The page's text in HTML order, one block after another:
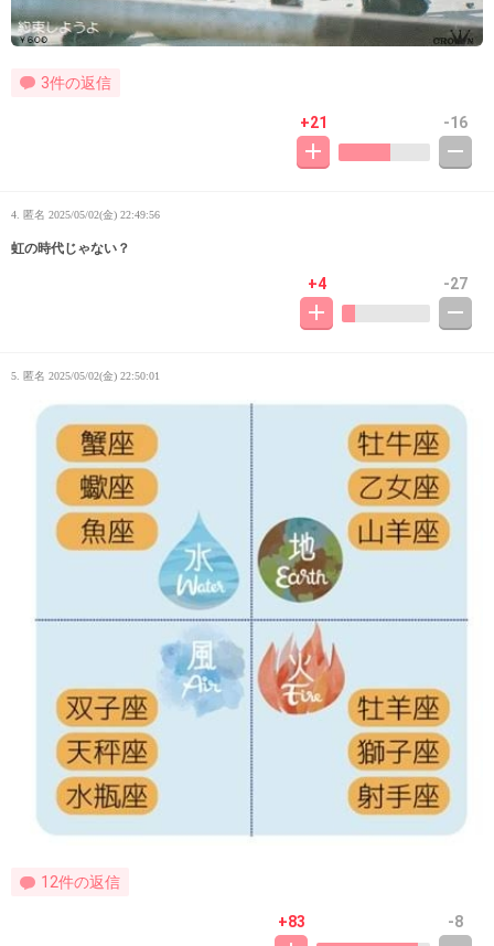
3件の返信
+21 -16
4. 匿名 2025/05/02(金) 22:49:56
虹の時代じゃない？
+4 -27
5. 匿名 2025/05/02(金) 22:50:01
12件の返信
+83 -8